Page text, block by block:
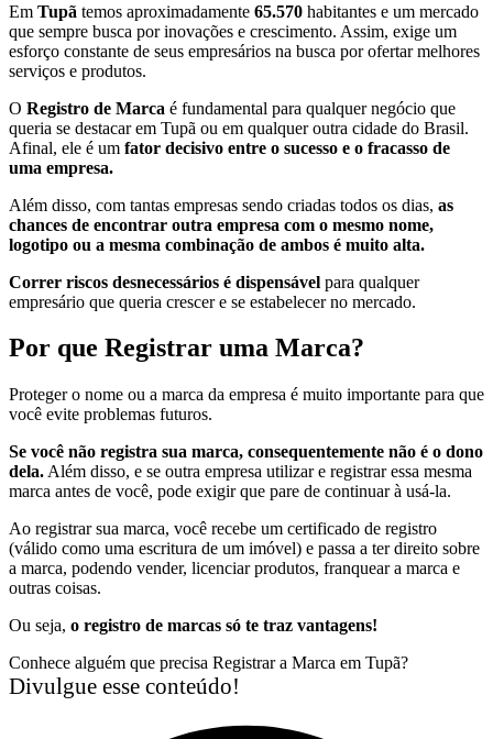
Em Tupã temos aproximadamente 65.570 habitantes e um mercado
que sempre busca por inovações e crescimento. Assim, exige um
esforço constante de seus empresários na busca por ofertar melhores
serviços e produtos.
O Registro de Marca é fundamental para qualquer negócio que
queria se destacar em Tupã ou em qualquer outra cidade do Brasil.
Afinal, ele é um fator decisivo entre o sucesso e o fracasso de
uma empresa.
Além disso, com tantas empresas sendo criadas todos os dias, as
chances de encontrar outra empresa com o mesmo nome,
logotipo ou a mesma combinação de ambos é muito alta.
Correr riscos desnecessários é dispensável para qualquer
empresário que queria crescer e se estabelecer no mercado.
Por que Registrar uma Marca?
Proteger o nome ou a marca da empresa é muito importante para que
você evite problemas futuros.
Se você não registra sua marca, consequentemente não é o dono
dela. Além disso, e se outra empresa utilizar e registrar essa mesma
marca antes de você, pode exigir que pare de continuar à usá-la.
Ao registrar sua marca, você recebe um certificado de registro
(válido como uma escritura de um imóvel) e passa a ter direito sobre
a marca, podendo vender, licenciar produtos, franquear a marca e
outras coisas.
Ou seja, o registro de marcas só te traz vantagens!
Conhece alguém que precisa Registrar a Marca em Tupã?
Divulgue esse conteúdo!